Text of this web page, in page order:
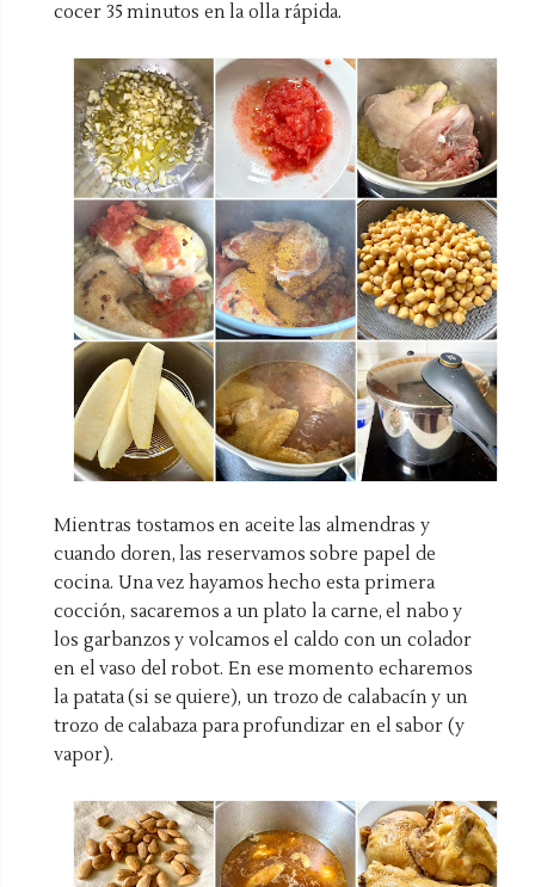
cocer 35 minutos en la olla rápida.
Mientras tostamos en aceite las almendras y
cuando doren, las reservamos sobre papel de
cocina. Una vez hayamos hecho esta primera
cocción, sacaremos a un plato la carne, el nabo y
los garbanzos y volcamos el caldo con un colador
en el vaso del robot. En ese momento echaremos
la patata (si se quiere), un trozo de calabacín y un
trozo de calabaza para profundizar en el sabor (y
vapor).